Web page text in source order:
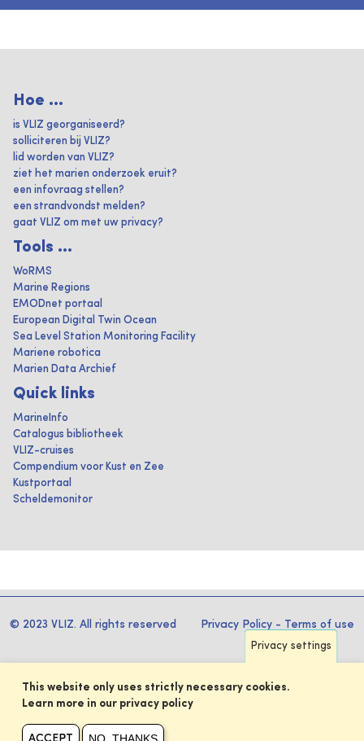
Hoe ...
is VLIZ georganiseerd?
solliciteren bij VLIZ?
lid worden van VLIZ?
ziet het marien onderzoek eruit?
een infovraag stellen?
een strandvondst melden?
gaat VLIZ om met uw privacy?
Tools ...
WoRMS
Marine Regions
EMODnet portaal
European Digital Twin Ocean
Sea Level Station Monitoring Facility
Mariene robotica
Marien Data Archief
Quick links
MarineInfo
Catalogus bibliotheek
VLIZ-cruises
Compendium voor Kust en Zee
Kustportaal
Scheldemonitor
© 2023 VLIZ. All rights reserved Privacy Policy - Terms of use
Privacy settings
This website only uses strictly necessary cookies.
Learn more in our privacy policy
ACCEPT NO, THANKS